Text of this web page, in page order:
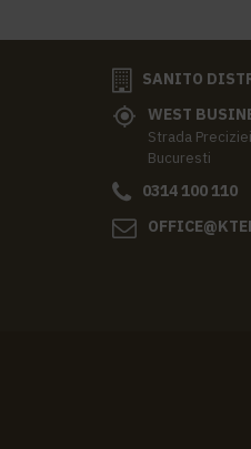
SANITO
WEST
Strada
Bucuresti
0314 100 110